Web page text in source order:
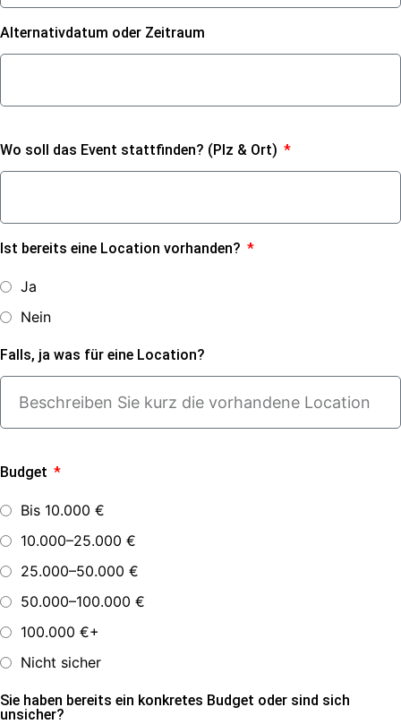
Alternativdatum oder Zeitraum
Wo soll das Event stattfinden? (Plz & Ort)
Ist bereits eine Location vorhanden?
Ja
Nein
Falls, ja was für eine Location?
Budget
Bis 10.000 €
10.000–25.000 €
25.000–50.000 €
50.000–100.000 €
100.000 €+
Nicht sicher
Sie haben bereits ein konkretes Budget oder sind sich
unsicher?